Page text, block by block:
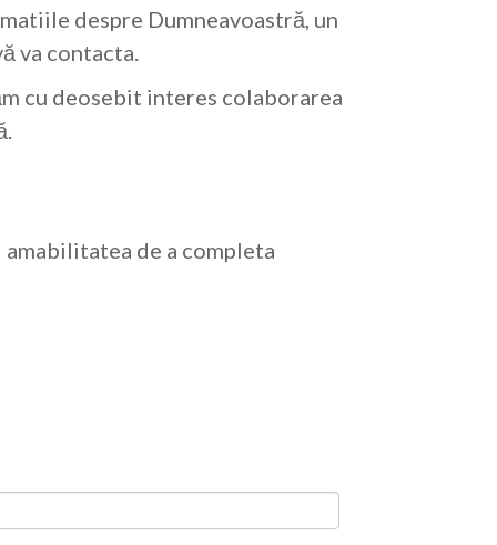
despre Dumneavoastră, un
va contacta.
cu deosebit interes colaborarea
de a completa